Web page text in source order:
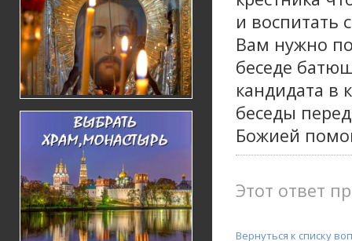
и воспитать
Вам нужно
беседе
кандидата в
беседы
Божией
Этот ответ
Вернуться к списку